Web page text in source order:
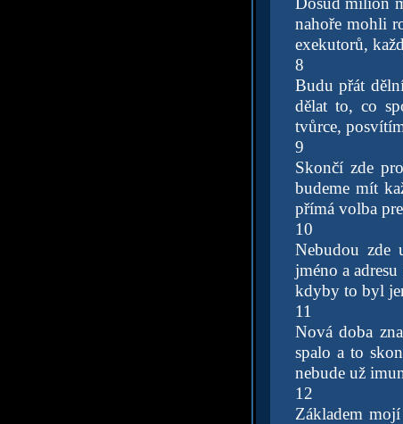
nahoře mohli
exekutorů,
8
Budu přát
dělat to, co
tvůrce,
9
Skončí zde
budeme mít
přímá volba
10
Nebudou zde
jméno a
kdyby to byl
11
Nová doba
spalo a to
nebude už
12
Základem